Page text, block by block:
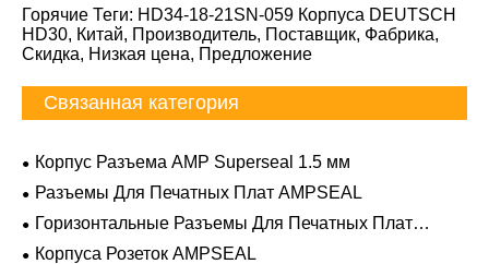
Горячие Теги: HD34-18-21SN-059 Корпуса DEUTSCH
HD30, Китай, Производитель, Поставщик, Фабрика,
Скидка, Низкая цена, Предложение
Связанная категория
Корпус Разъема AMP Superseal 1.5 мм
Разъемы Для Печатных Плат AMPSEAL
Горизонтальные Разъемы Для Печатных Плат
AMPSEAL
Корпуса Розеток AMPSEAL